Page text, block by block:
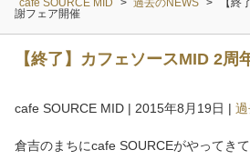
cafe SOURCE MID > 過去のNEWS >
【終
謝フェア開催
【終了】カフェソースMID 2周
cafe SOURCE MID | 2015年8月19日 |
倉吉のまちにcafe SOURCEがやってき